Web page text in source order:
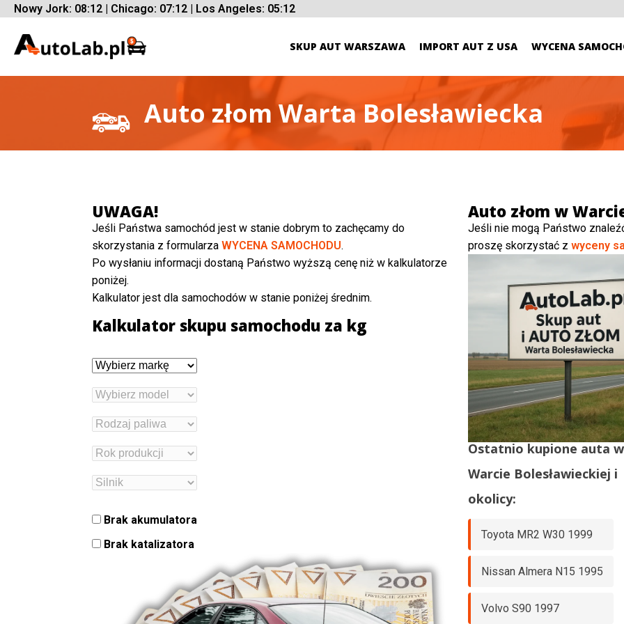
Nowy Jork: 08:12 | Chicago: 07:12 | Los Angeles: 05:12
SKUP AUT WARSZAWA IMPORT AUT Z USA WYCENA
Auto złom Warta Bolesławiecka
UWAGA!
Jeśli Państwa samochód jest w stanie dobrym to zachęcamy do
skorzystania z formularza WYCENA SAMOCHODU.
Po wysłaniu informacji dostaną Państwo wyższą cenę niż w kalkulatorze
poniżej.
Kalkulator jest dla samochodów w stanie poniżej średnim.
Kalkulator skupu samochodu za kg
Brak akumulatora
Brak katalizatora
Auto złom w
Jeśli nie mogą Państwo
proszę skorzystać z wyceny
Ostatnio kupione auta
Warcie Bolesławieckiej i
okolicy:
Toyota MR2 W30 1999
Nissan Almera N15 1995
Volvo S90 1997